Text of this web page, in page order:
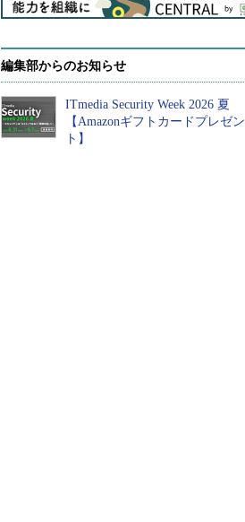
編集部からのお知らせ
ITmedia Security Week 2026 夏
【Amazonギフトカードプレゼン
ト】